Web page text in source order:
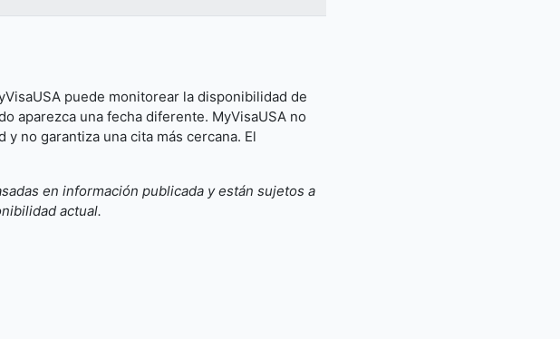
puede monitorear la disponibilidad de
aparezca una fecha diferente. MyVisaUSA no
no garantiza una cita más cercana. El
en información publicada y están sujetos a
actual.